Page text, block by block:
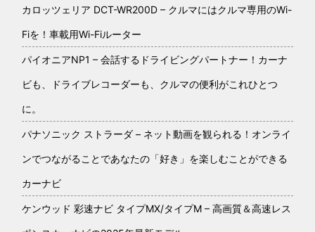
カロッツェリア DCT-WR200D – クルマにはクルマ専用のWi-
Fiを！車載用Wi-Fiルーター
パイオニアNP1 – 会話するドライビングパートナー！カーナ
ビも、ドライブレコーダーも、クルマの便利がこれひとつ
に。
パナソニック ストラーダ – ネット動画を観られる！オンライ
ンでつながることであなたの「好き」を楽しむことができる
カーナビ
ケンウッド 彩速ナビ タイプMX/タイプM – 高画質＆高速レス